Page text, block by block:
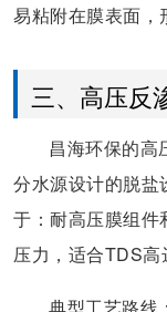
易粘附在膜表面，
三、高压反
昌海环保的高
分水源设计的脱盐
于：耐高压膜组
压力，适合TDS高